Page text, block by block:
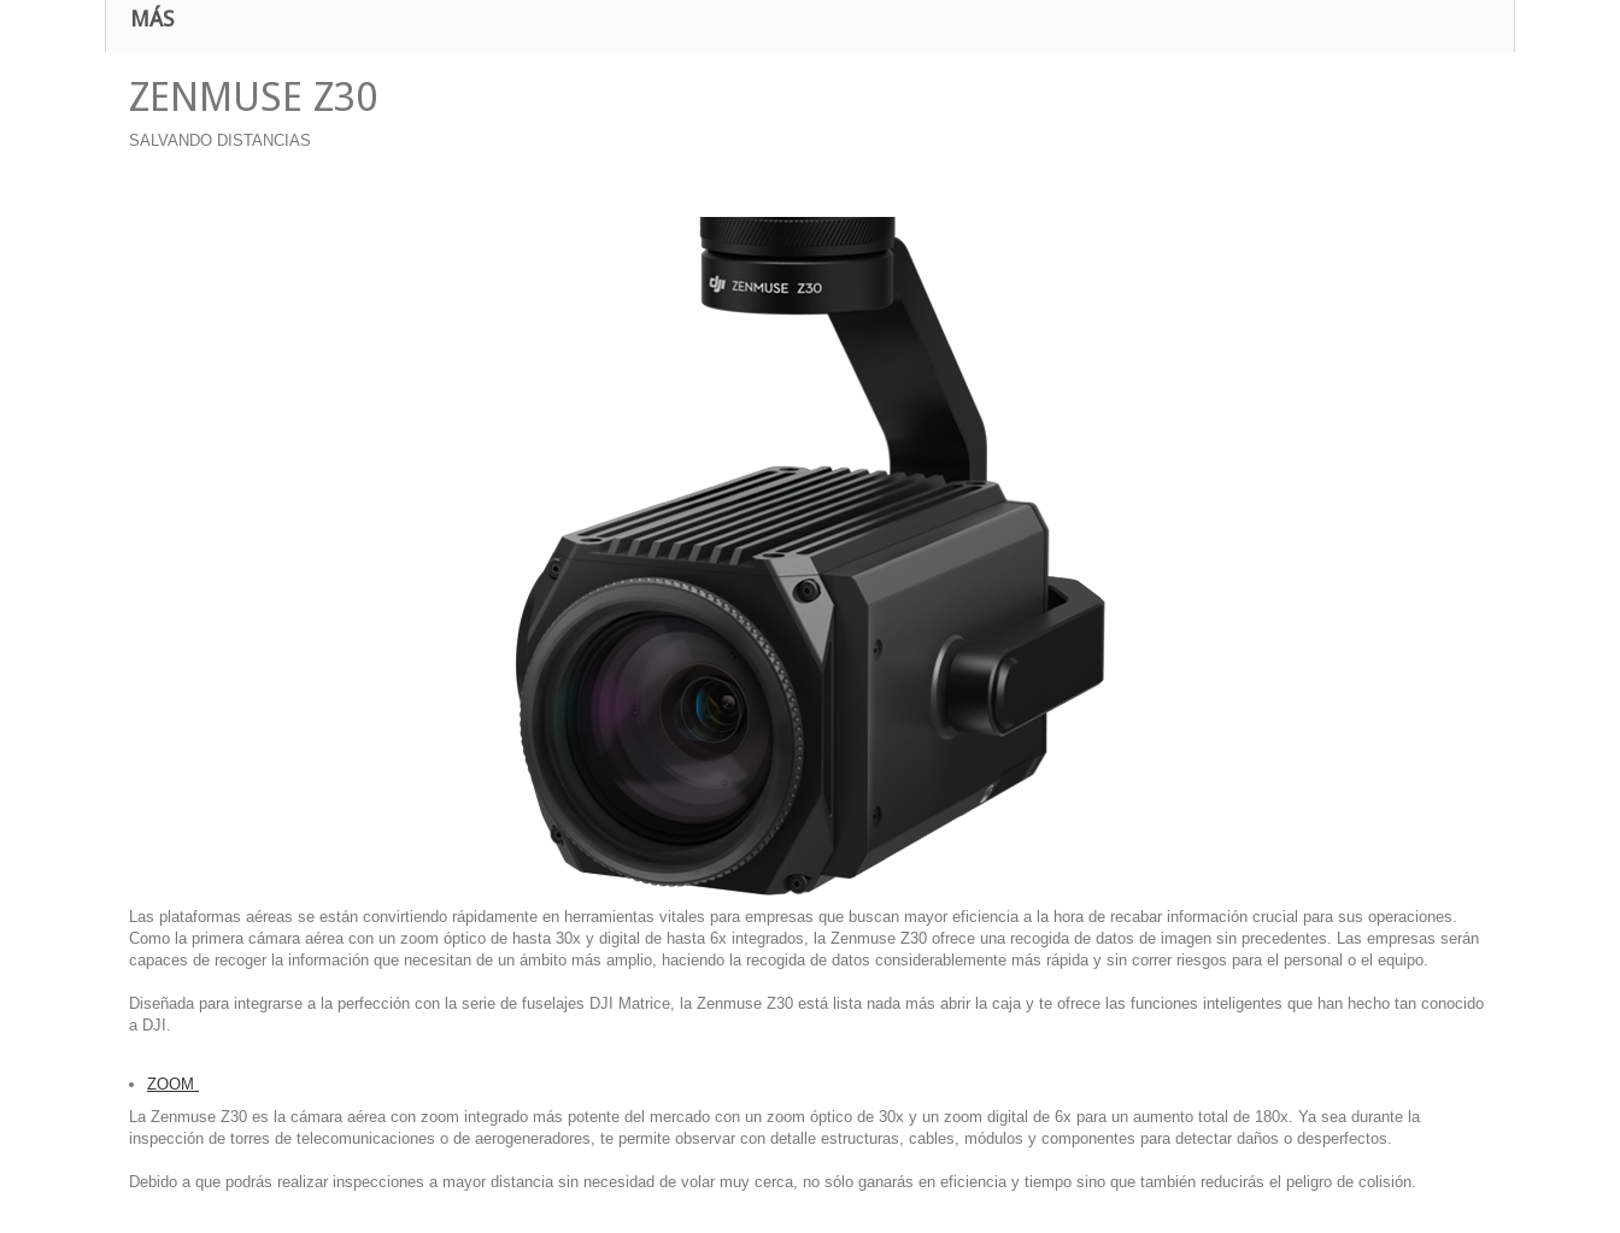
MÁS
ZENMUSE Z30
SALVANDO DISTANCIAS
Las plataformas aéreas se están convirtiendo rápidamente en herramientas vitales para empresas que buscan mayor eficiencia a la hora de recabar información crucial para sus operaciones.
Como la primera cámara aérea con un zoom óptico de hasta 30x y digital de hasta 6x integrados, la Zenmuse Z30 ofrece una recogida de datos de imagen sin precedentes. Las empresas serán
capaces de recoger la información que necesitan de un ámbito más amplio, haciendo la recogida de datos considerablemente más rápida y sin correr riesgos para el personal o el equipo.
Diseñada para integrarse a la perfección con la serie de fuselajes DJI Matrice, la Zenmuse Z30 está lista nada más abrir la caja y te ofrece las funciones inteligentes que han hecho tan conocido
a DJI.
ZOOM
La Zenmuse Z30 es la cámara aérea con zoom integrado más potente del mercado con un zoom óptico de 30x y un zoom digital de 6x para un aumento total de 180x. Ya sea durante la
inspección de torres de telecomunicaciones o de aerogeneradores, te permite observar con detalle estructuras, cables, módulos y componentes para detectar daños o desperfectos.
Debido a que podrás realizar inspecciones a mayor distancia sin necesidad de volar muy cerca, no sólo ganarás en eficiencia y tiempo sino que también reducirás el peligro de colisión.